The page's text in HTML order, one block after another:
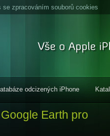
se zpracováním souborů cookies
odcizených iPhone
Earth pro